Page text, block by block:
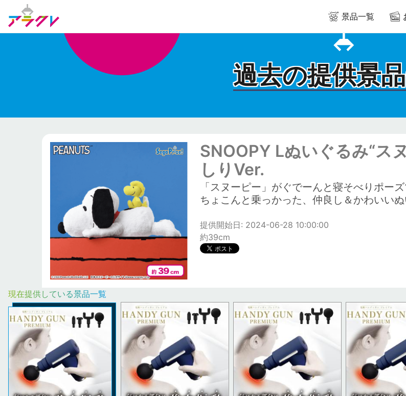
景品一覧
過去の提供景
SNOOPY Lぬいぐるみ“ス
しりVer.
「スヌーピー」がぐでーんと寝そべりポー
ちょこんと乗っかった、仲良し＆かわいい
提供開始日: 2024-06-28 10:00:00
約39cm
現在提供している景品一覧